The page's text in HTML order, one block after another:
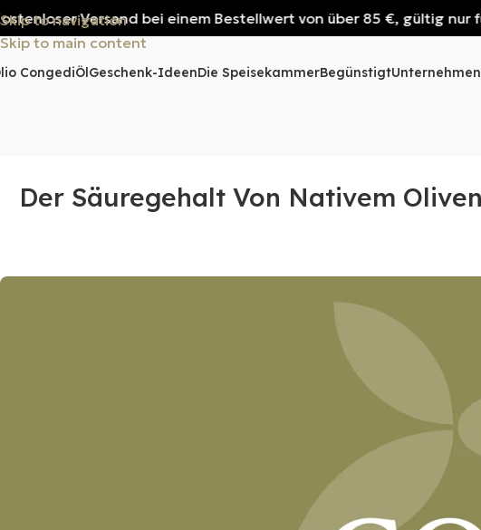
Skip to navigation
Skip to main content
Versand bei einem Bestellwert von über 85 €, gültig nur für
CongediÖlGeschenk-IdeenDie SpeisekammerBegünstigtUnternehmen
Der Säuregehalt Von Nativem